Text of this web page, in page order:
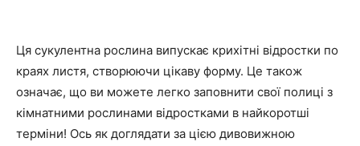
Ця сукулентна рослина випускає крихітні відростки по
краях листя, створюючи цікаву форму. Це також
означає, що ви можете легко заповнити свої полиці з
кімнатними рослинами відростками в найкоротші
терміни! Ось як доглядати за цією дивовижною